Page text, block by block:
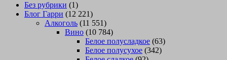
Без рубрики (1)
Блог Гарри (12 221)
Алкоголь (11 551)
Вино (10 784)
Белое полусладкое (63)
Белое полусухое (342)